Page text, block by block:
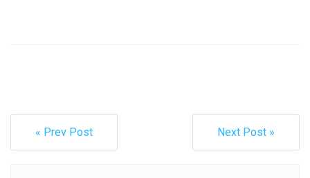
« Prev Post Next Post »